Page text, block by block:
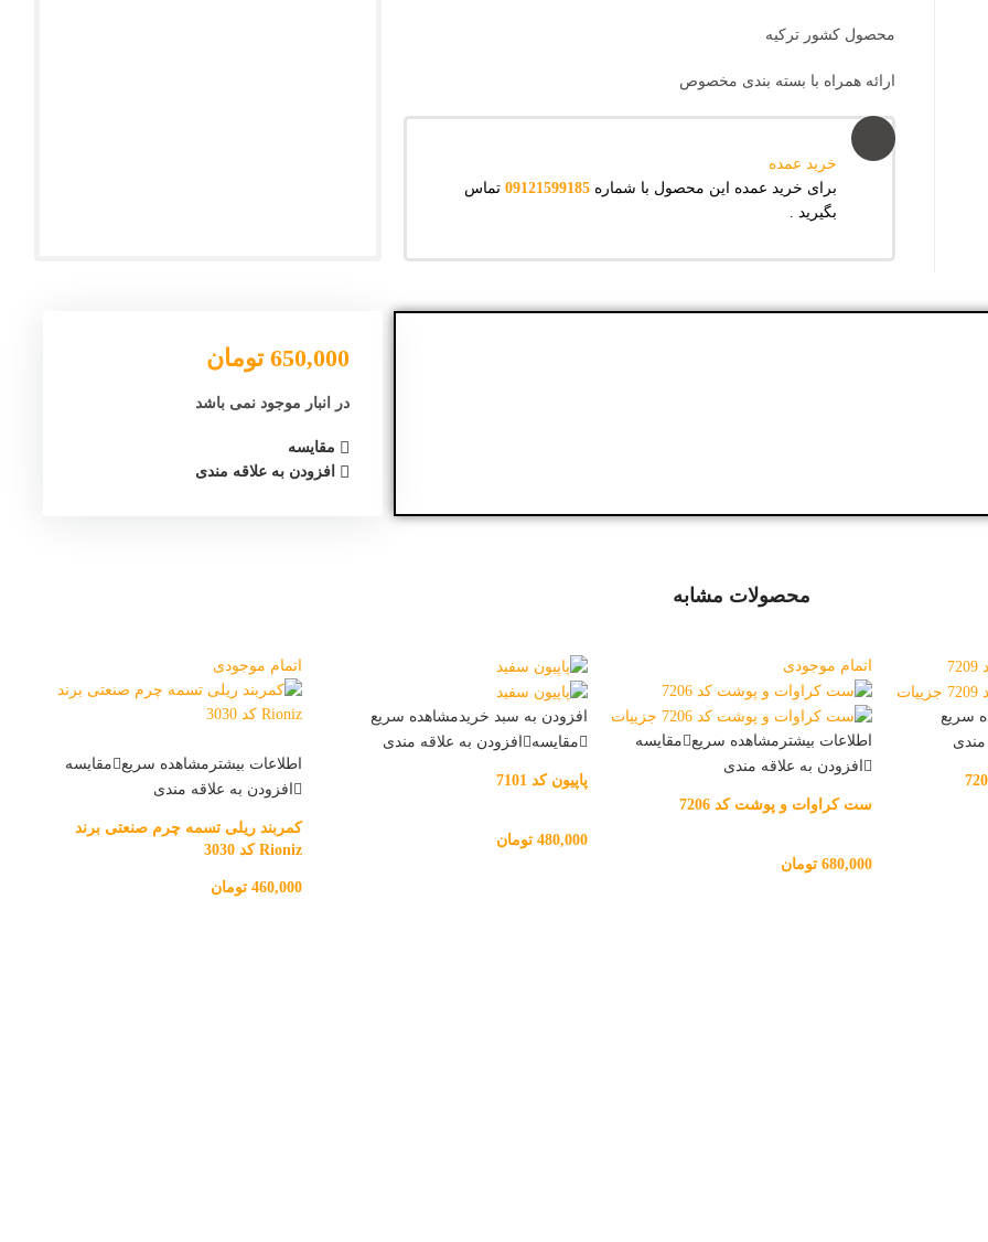
محصول کشور ترکیه
ارائه همراه با بسته بندی مخصوص
خرید عمده
برای خرید عمده این محصول با شماره09121599185 تماس
بگیرید .
650,000 تومان
در انبار موجود نمی باشد
مقایسه
افزودن به علاقه مندی
محصولات مشابه
سریع
مندی
اتمام موجودی
اطلاعات بیشتر مشاهده سریع
مقایسه
افزودن به علاقه مندی
ست کراوات و پوشت کد 7206
680,000 تومان
افزودن به سبد خریدمشاهده سریع
مقایسه
افزودن به علاقه مندی
پاپیون کد 7101
480,000 تومان
اتمام موجودی
اطلاعات بیشتر مشاهده سریع
مقایسه
افزودن به علاقه مندی
کمربند ریلی تسمه چرم صنعتی برند
Rioniz کد 3030
460,000 تومان